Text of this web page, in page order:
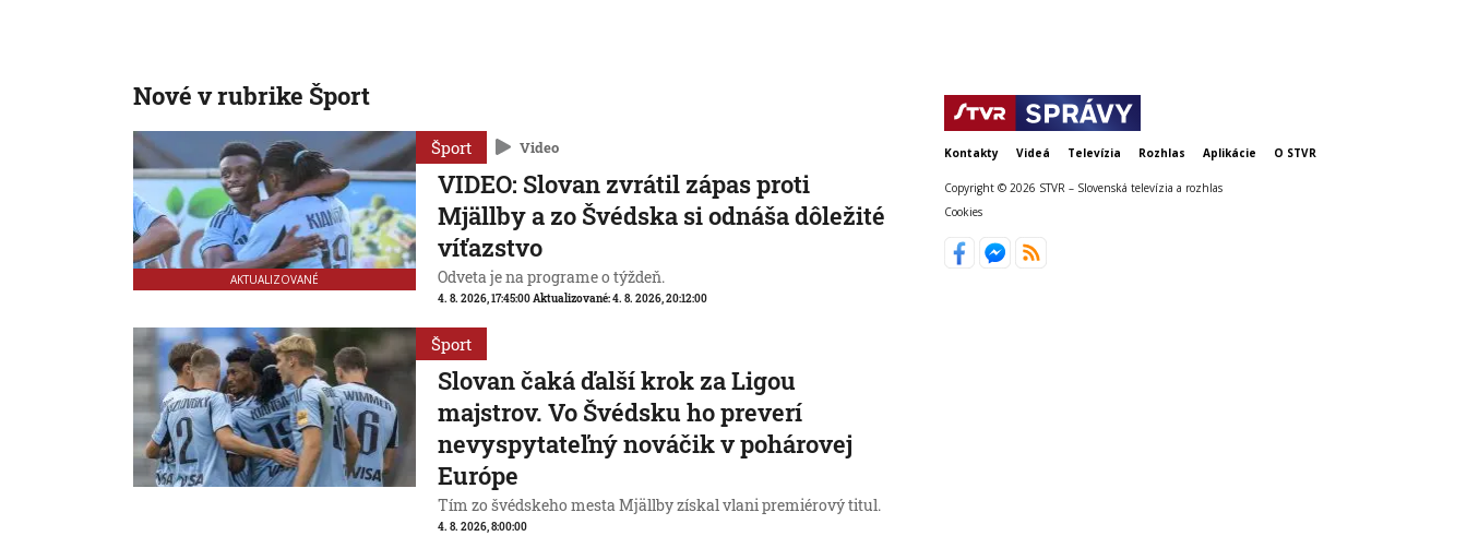
Nové v rubrike Šport
AKTUALIZOVANÉ
Šport Video
VIDEO: Slovan zvrátil zápas proti
Mjällby a zo Švédska si odnáša dôležité
víťazstvo
Odveta je na programe o týždeň.
4. 8. 2026, 17:45:00Aktualizované:4. 8. 2026, 20:12:00
Šport
Slovan čaká ďalší krok za Ligou
majstrov. Vo Švédsku ho preverí
nevyspytateľný nováčik v pohárovej
Európe
Tím zo švédskeho mesta Mjällby získal vlani premiérový titul.
4. 8. 2026, 8:00:00
Kontakty Videá Televízia Rozhlas Aplikácie O STVR
Copyright © 2026 STVR – Slovenská televízia a rozhlas
Cookies